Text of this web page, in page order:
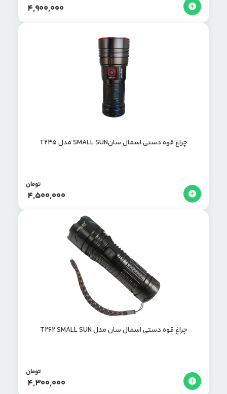
4,900,000
چراغ قوه دستی اسمال سانSMALL SUN مدل T235
4,500,000
تومان
چراغ قوه دستی اسمال سان مدل T262 SMALL SUN
4,300,000
تومان